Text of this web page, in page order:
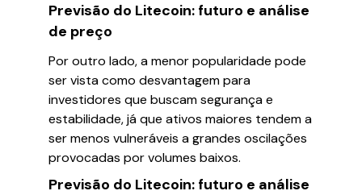
Previsão do Litecoin: futuro e análise
de preço
Por outro lado, a menor popularidade pode
ser vista como desvantagem para
investidores que buscam segurança e
estabilidade, já que ativos maiores tendem a
ser menos vulneráveis a grandes oscilações
provocadas por volumes baixos.
Previsão do Litecoin: futuro e análise